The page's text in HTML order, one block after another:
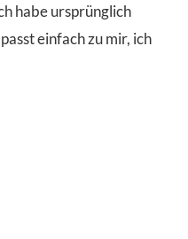
habe ursprünglich
einfach zu mir, ich